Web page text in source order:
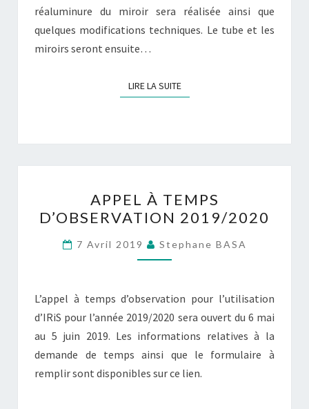
réaluminure du miroir sera réalisée ainsi que
quelques modifications techniques. Le tube et les
miroirs seront ensuite…
LIRE LA SUITELIRE LA SUITE
À
TEMPS
D’OBSERVATION
2019/2020
APPEL À TEMPS
D’OBSERVATION 2019/2020
7 Avril 2019 Stephane BASA
L’appel à temps d’observation pour l’utilisation
d’IRiS pour l’année 2019/2020 sera ouvert du 6 mai
au 5 juin 2019. Les informations relatives à la
demande de temps ainsi que le formulaire à
remplir sont disponibles sur ce lien.